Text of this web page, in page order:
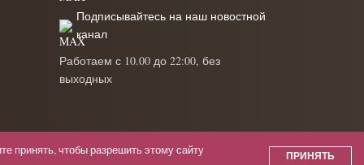
Подписывайтесь на наш новостной
канал
Работаем с 10.00 до 22:00, без
выходных
Пользовательское соглашение
принять, чтобы разрешить этому сайту ПРИНЯТЬ